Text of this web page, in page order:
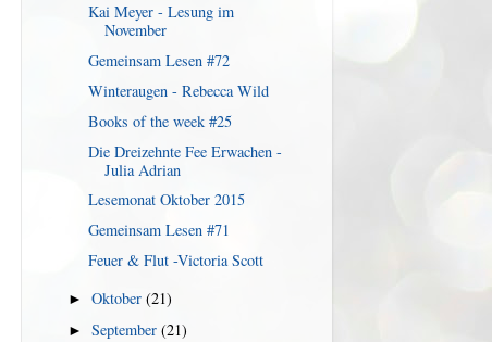
Kai Meyer - Lesung im
November
Gemeinsam Lesen #72
Winteraugen - Rebecca Wild
Books of the week #25
Die Dreizehnte Fee Erwachen -
Julia Adrian
Lesemonat Oktober 2015
Gemeinsam Lesen #71
Feuer & Flut -Victoria Scott
►Oktober(21)
►September(21)